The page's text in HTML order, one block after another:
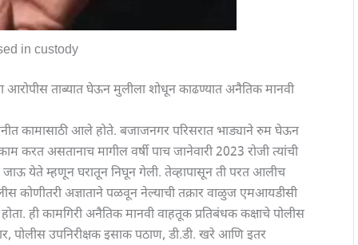
in custody
ताब्यात घेऊन मुलीला शोधून काढण्यात अनैतिक मानवी
कामासाठी आले होते. बजाजनगर परिसरात भाड्याने रुम घेऊन
करत असतानाच मागील वर्षी पाच जानेवारी 2023 रोजी त्यांची
जाऊ येते म्हणून घरातून निघून गेली. तेव्हापासून ती परत आलीच
कोणीतरी अज्ञाताने पळवून नेल्याची तक्रार वाळुज एमआयडीसी
ही कामगिरी अनैतिक मानवी वाहतूक प्रतिबंधक कक्षाचे पोलीस
पोलीस उपनिरीक्षक इसाक पठाण, डी.डी. खरे आणि इतर